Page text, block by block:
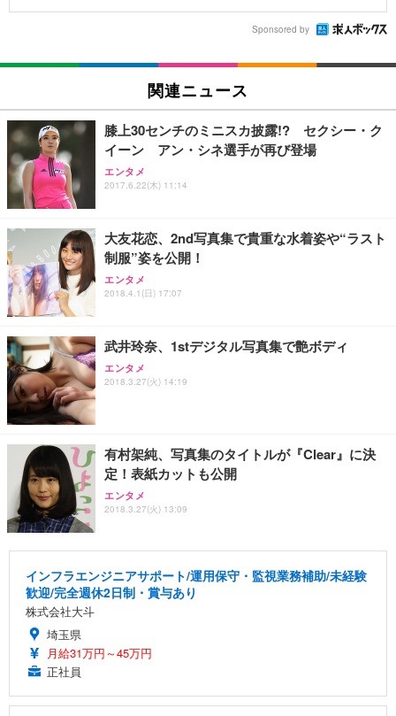
Sponsored by
関連ニュース
膝上30センチのミニスカ披露!? セクシー・ク
イーン アン・シネ選手が再び登場
エンタメ
2017.6.22(木) 11:14
大友花恋、2nd写真集で貴重な水着姿や“ラスト
制服”姿を公開！
エンタメ
2018.4.1(日) 17:07
武井玲奈、1stデジタル写真集で艶ボディ
エンタメ
2018.3.27(火) 14:19
有村架純、写真集のタイトルが『Clear』に決
定！表紙カットも公開
エンタメ
2018.3.27(火) 13:09
インフラエンジニアサポート/運用保守・監視業務補助/未経験
歓迎/完全週休2日制・賞与あり
株式会社大斗
埼玉県
月給31万円～45万円
正社員